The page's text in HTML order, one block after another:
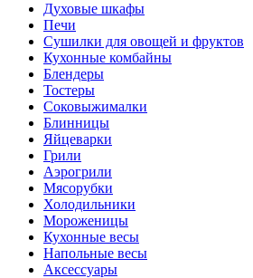
Духовые шкафы
Печи
Сушилки для овощей и фруктов
Кухонные комбайны
Блендеры
Тостеры
Соковыжималки
Блинницы
Яйцеварки
Грили
Аэрогрили
Мясорубки
Холодильники
Мороженицы
Кухонные весы
Напольные весы
Аксессуары